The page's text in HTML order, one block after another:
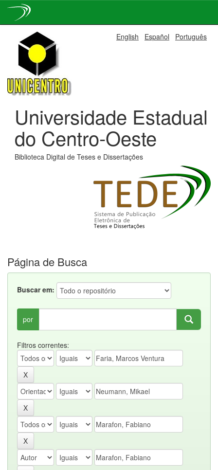
navigation
English Español Português
Universidade Estadual
do Centro-Oeste
Biblioteca Digital de Teses e Dissertações
Página de Busca
Buscar em:
por
Filtros correntes: